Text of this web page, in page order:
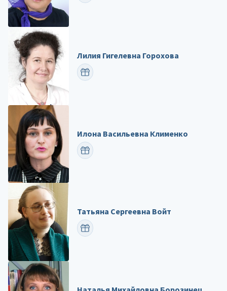
Лилия Гигелевна Горохова
ПОЗДРАВИТЬ
Илона Васильевна Клименко
ПОЗДРАВИТЬ
Татьяна Сергеевна Войт
ПОЗДРАВИТЬ